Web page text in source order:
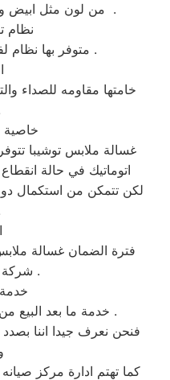
من لون مثل ابيض واسود وسيلفر لتناسب الجميع .
نظام
متوفر بها نظام لفصل الكهرباء كل 15 ثانيه .
خامتها مقاومه للصداء
خاصية
غسالة ملابس توشيبا
اتوماتيك في حالة
لكن تتمكن من استكمال
شركة العربي جروب .
خدمة
خدمة ما بعد البيع من شركة العربي جروب ممتازه .
فنحن نعرف جيدا اننا بصدد
كما تهتم ادارة مركز صيانه